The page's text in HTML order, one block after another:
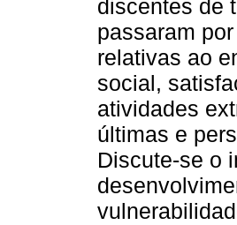
discentes de
passaram
relativas ao
social,
atividades
últimas e
Discute-se o